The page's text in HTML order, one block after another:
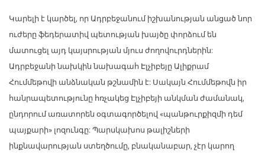
Կարելի է կարծել, որ Ադրբեջանում իշխանության անցած նոր
ուժերը ֆեդերատիվ պետության խայծը փորձում են
մատուցել այդ կայսրության մյուս ժողովուրդներին:
Ադրբեջանի նախկին նախագահ Էլչիբեյը Ալիքրամ
Հումմեթովի անձնական թշնամին է: Սակայն Հումմեթովն իր
հանրապետությունը հռչակեց Էլչիբեյի անկման ժամանակ,
ընդորում առատորեն օգտագործելով «պանթուրքիզմի դեմ
պայքարի» լոզունգը: Պարսկախոս թալիշների
ինքնավարության ստեղծումը, բնականաբար, չէր կարող